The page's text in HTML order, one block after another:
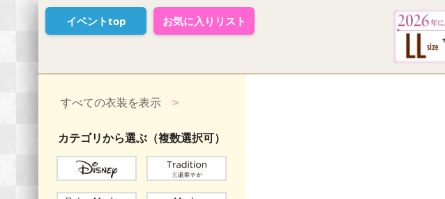
イベントtop お気に入りリスト
すべての衣装を表示 >
カテゴリから選ぶ（複数選択可）